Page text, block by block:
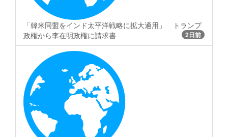
「韓米同盟をインド太平洋戦略に拡大適用」 トランプ
政権から李在明政権に請求書
2日前